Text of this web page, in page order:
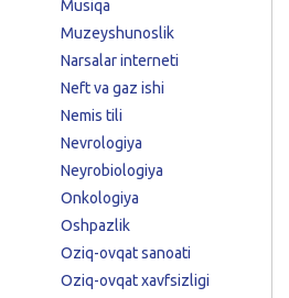
Musiqa
Muzeyshunoslik
Narsalar interneti
Neft va gaz ishi
Nemis tili
Nevrologiya
Neyrobiologiya
Onkologiya
Oshpazlik
Oziq-ovqat sanoati
Oziq-ovqat xavfsizligi